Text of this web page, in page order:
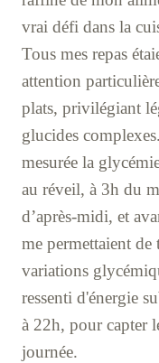
vrai défi dans la
Tous mes repas
attention
plats, privilégiant
glucides
mesurée la
au réveil, à 3h du
d’après-midi, et
me permettaient
variations
ressenti d'énergie
à 22h, pour capter
journée.